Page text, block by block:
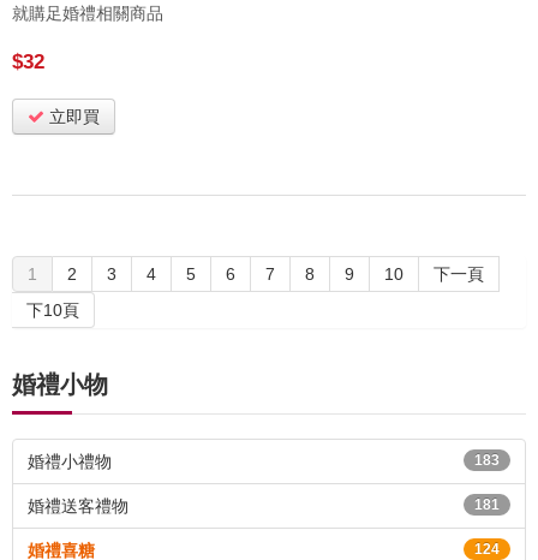
就購足婚禮相關商品
$32
立即買
1 2 3 4 5 6 7 8 9 10
下一頁
下10頁
婚禮小物
婚禮小禮物 183
婚禮送客禮物 181
婚禮喜糖 124